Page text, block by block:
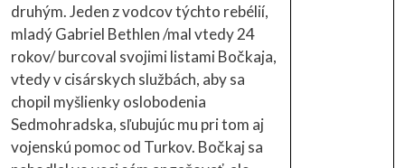
druhým. Jeden z vodcov týchto rebélií,
mladý Gabriel Bethlen /mal vtedy 24
rokov/ burcoval svojimi listami Bočkaja,
vtedy v cisárskych službách, aby sa
chopil myšlienky oslobodenia
Sedmohradska, sľubujúc mu pri tom aj
vojenskú pomoc od Turkov. Bočkaj sa